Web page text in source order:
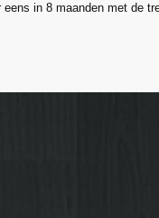
eens in 8 maanden met de